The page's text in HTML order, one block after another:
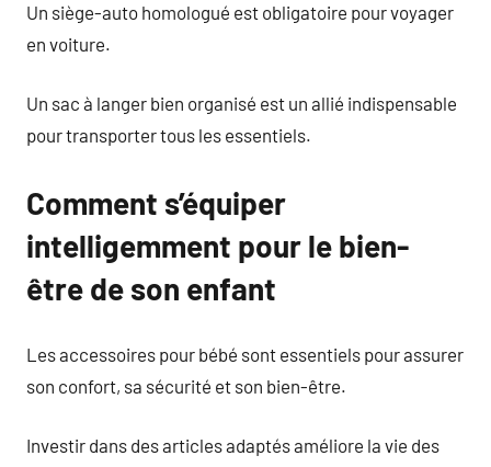
Un siège-auto homologué est obligatoire pour voyager
en voiture.
Un sac à langer bien organisé est un allié indispensable
pour transporter tous les essentiels.
Comment s’équiper
intelligemment pour le bien-
être de son enfant
Les accessoires pour bébé sont essentiels pour assurer
son confort, sa sécurité et son bien-être.
Investir dans des articles adaptés améliore la vie des